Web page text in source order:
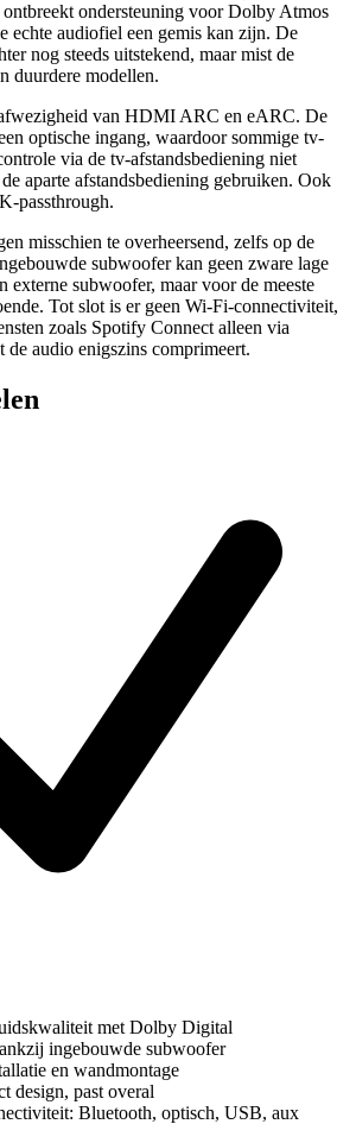
ontbreekt ondersteuning voor Dolby Atmos
echte audiofiel een gemis kan zijn. De
nog steeds uitstekend, maar mist de
duurdere modellen.
van HDMI ARC en eARC. De
optische ingang, waardoor sommige tv-
via de tv-afstandsbediening niet
aparte afstandsbediening gebruiken. Ook
passthrough.
misschien te overheersend, zelfs op de
subwoofer kan geen zware lage
externe subwoofer, maar voor de meeste
Tot slot is er geen Wi-Fi-connectiviteit,
zoals Spotify Connect alleen via
audio enigszins comprimeert.
met Dolby Digital
ingebouwde subwoofer
en wandmontage
design, past overal
Bluetooth, optisch, USB, aux